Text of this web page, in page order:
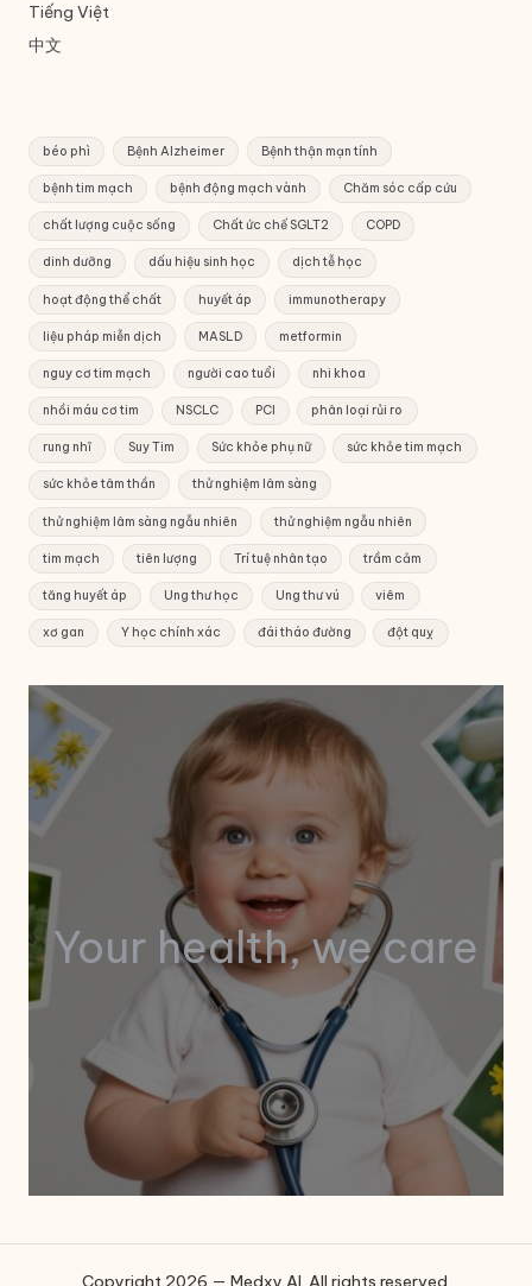
Tiếng Việt
中文
béo phì Bệnh Alzheimer Bệnh thận mạn tính
bệnh tim mạch bệnh động mạch vành Chăm sóc cấp cứu
chất lượng cuộc sống Chất ức chế SGLT2 COPD
dinh dưỡng dấu hiệu sinh học dịch tễ học
hoạt động thể chất huyết áp immunotherapy
liệu pháp miễn dịch MASLD metformin
nguy cơ tim mạch người cao tuổi nhi khoa
nhồi máu cơ tim NSCLC PCI phân loại rủi ro
rung nhĩ Suy Tim Sức khỏe phụ nữ sức khỏe tim mạch
sức khỏe tâm thần thử nghiệm lâm sàng
thử nghiệm lâm sàng ngẫu nhiên thử nghiệm ngẫu nhiên
tim mạch tiên lượng Trí tuệ nhân tạo trầm cảm
tăng huyết áp Ung thư học Ung thư vú viêm
xơ gan Y học chính xác đái tháo đường đột quỵ
Your health, we care